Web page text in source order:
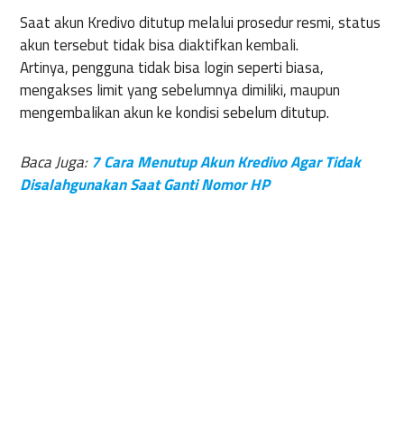
Saat akun Kredivo ditutup melalui prosedur resmi, status
akun tersebut tidak bisa diaktifkan kembali.
Artinya, pengguna tidak bisa login seperti biasa,
mengakses limit yang sebelumnya dimiliki, maupun
mengembalikan akun ke kondisi sebelum ditutup.
Baca Juga:7 Cara Menutup Akun Kredivo Agar Tidak
Disalahgunakan Saat Ganti Nomor HP